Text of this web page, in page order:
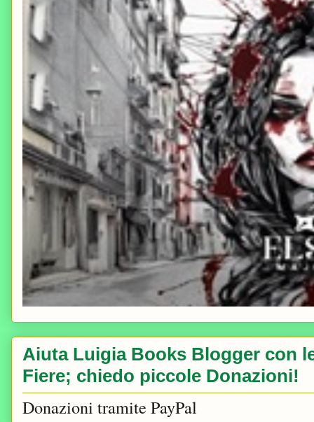
Aiuta Luigia Books Blogger con
Fiere; chiedo piccole Donazioni!
Donazioni tramite PayPal